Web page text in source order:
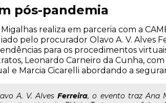
pós-pandemia
Migalhas realiza em parceria com a
pelo procurador Olavo A. V. Alves
para os procedimentos
Leonardo Carneiro da Cunha,
e Marcia Cicarelli abordando a
A. V. AlvesFerreira, o evento traz Ana